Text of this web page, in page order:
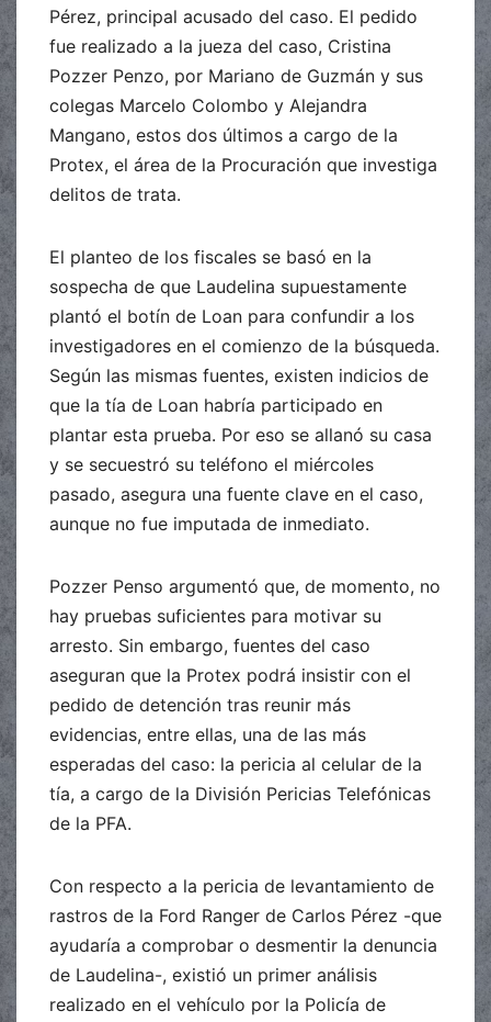
Pérez, principal acusado del caso. El pedido
fue realizado a la jueza del caso, Cristina
Pozzer Penzo, por Mariano de Guzmán y sus
colegas Marcelo Colombo y Alejandra
Mangano, estos dos últimos a cargo de la
Protex, el área de la Procuración que investiga
delitos de trata.
El planteo de los fiscales se basó en la
sospecha de que Laudelina supuestamente
plantó el botín de Loan para confundir a los
investigadores en el comienzo de la búsqueda.
Según las mismas fuentes, existen indicios de
que la tía de Loan habría participado en
plantar esta prueba. Por eso se allanó su casa
y se secuestró su teléfono el miércoles
pasado, asegura una fuente clave en el caso,
aunque no fue imputada de inmediato.
Pozzer Penso argumentó que, de momento, no
hay pruebas suficientes para motivar su
arresto. Sin embargo, fuentes del caso
aseguran que la Protex podrá insistir con el
pedido de detención tras reunir más
evidencias, entre ellas, una de las más
esperadas del caso: la pericia al celular de la
tía, a cargo de la División Pericias Telefónicas
de la PFA.
Con respecto a la pericia de levantamiento de
rastros de la Ford Ranger de Carlos Pérez -que
ayudaría a comprobar o desmentir la denuncia
de Laudelina-, existió un primer análisis
realizado en el vehículo por la Policía de